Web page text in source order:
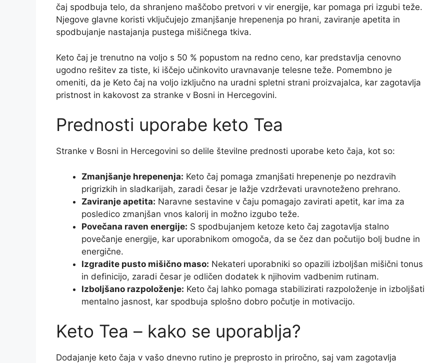
čaj spodbuja telo, da shranjeno maščobo pretvori v vir energije, kar pomaga pri izgubi teže.
Njegove glavne koristi vključujejo zmanjšanje hrepenenja po hrani, zaviranje apetita in
spodbujanje nastajanja pustega mišičnega tkiva.
Keto čaj je trenutno na voljo s 50 % popustom na redno ceno, kar predstavlja cenovno
ugodno rešitev za tiste, ki iščejo učinkovito uravnavanje telesne teže. Pomembno je
omeniti, da je Keto čaj na voljo izključno na uradni spletni strani proizvajalca, kar zagotavlja
pristnost in kakovost za stranke v Bosni in Hercegovini.
Prednosti uporabe keto Tea
Stranke v Bosni in Hercegovini so delile številne prednosti uporabe keto čaja, kot so:
Zmanjšanje hrepenenja: Keto čaj pomaga zmanjšati hrepenenje po nezdravih
prigrizkih in sladkarijah, zaradi česar je lažje vzdrževati uravnoteženo prehrano.
Zaviranje apetita: Naravne sestavine v čaju pomagajo zavirati apetit, kar ima za
posledico zmanjšan vnos kalorij in možno izgubo teže.
Povečana raven energije: S spodbujanjem ketoze keto čaj zagotavlja stalno
povečanje energije, kar uporabnikom omogoča, da se čez dan počutijo bolj budne in
energične.
Izgradite pusto mišično maso: Nekateri uporabniki so opazili izboljšan mišični tonus
in definicijo, zaradi česar je odličen dodatek k njihovim vadbenim rutinam.
Izboljšano razpoloženje: Keto čaj lahko pomaga stabilizirati razpoloženje in izboljšati
mentalno jasnost, kar spodbuja splošno dobro počutje in motivacijo.
Keto Tea – kako se uporablja?
Dodajanje keto čaja v vašo dnevno rutino je preprosto in priročno, saj vam zagotavlja